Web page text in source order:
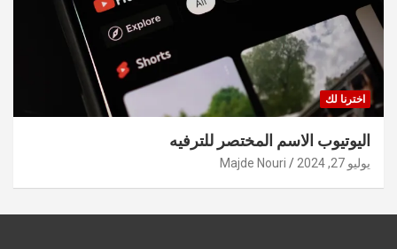
اخترنا لك
اليوتيوب الاسم المختصر للترفيه
يوليو 27, 2024 Majde Nouri